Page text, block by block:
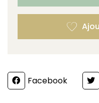
PartagerFacebook